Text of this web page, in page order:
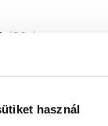
használ